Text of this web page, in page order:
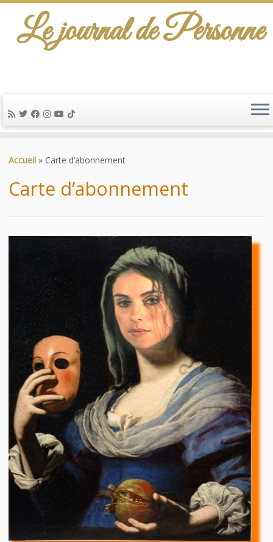
au
Le journal de Personne
Accueil » Carte d’abonnement
Carte d’abonnement